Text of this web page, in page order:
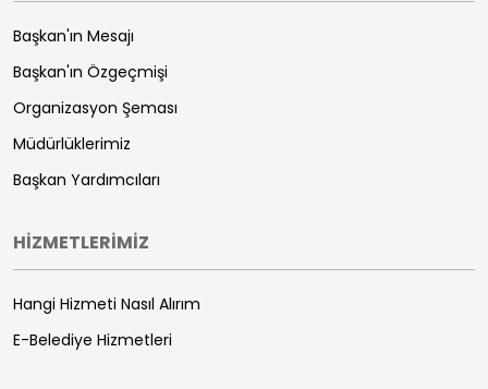
Başkan'ın Mesajı
Başkan'ın Özgeçmişi
Organizasyon Şeması
Müdürlüklerimiz
Başkan Yardımcıları
HİZMETLERİMİZ
Hangi Hizmeti Nasıl Alırım
E-Belediye Hizmetleri